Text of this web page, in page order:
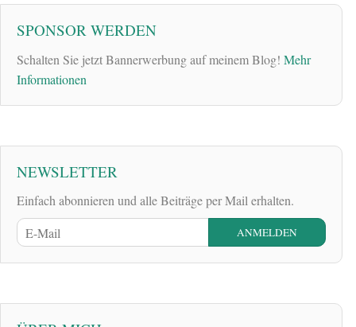
SPONSOR WERDEN
Schalten Sie jetzt Bannerwerbung auf meinem Blog! Mehr
Informationen
NEWSLETTER
Einfach abonnieren und alle Beiträge per Mail erhalten.